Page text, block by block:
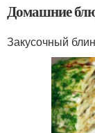
Домашние
Закусочный